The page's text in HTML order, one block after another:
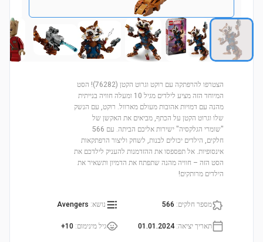
הצטרפו להרפתקה עם רוקט וגרוט הקטן (76282)! הסט
המיוחד הזה מציע לילדים מגיל 10 ומעלה חוויה בנייתית
מהנה עם דמויות אהובות מעולם מארוול. רוקט, עם הנשק
שלו וגרוט הקטן על הכתף, מביאים את האקשן של
"שומרי הגלקסיה" ישירות אליכם הביתה. עם 566
חלקים, הילדים יכולים לבנות, לשחק וליצור הרפתקאות
אינסופיות. אל תפספסו את ההזדמנות להעניק לילדכם את
הסט הזה – חוויה מהנה שתפתח את הדמיון ותשאיר את
הילדים מרותקים!
מספר חלקים:
566 נושא:
Avengers
תאריך יציאה:
01.01.2024 גיל מינימום:
10+